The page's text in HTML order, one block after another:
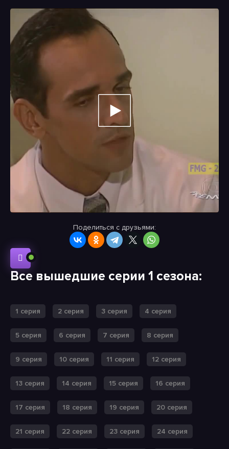
Поделиться с друзьями:
Все вышедшие серии 1 сезона:
1 серия 2 серия 3 серия 4 серия
5 серия 6 серия 7 серия 8 серия
9 серия 10 серия 11 серия 12 серия
13 серия 14 серия 15 серия 16 серия
17 серия 18 серия 19 серия 20 серия
21 серия 22 серия 23 серия 24 серия